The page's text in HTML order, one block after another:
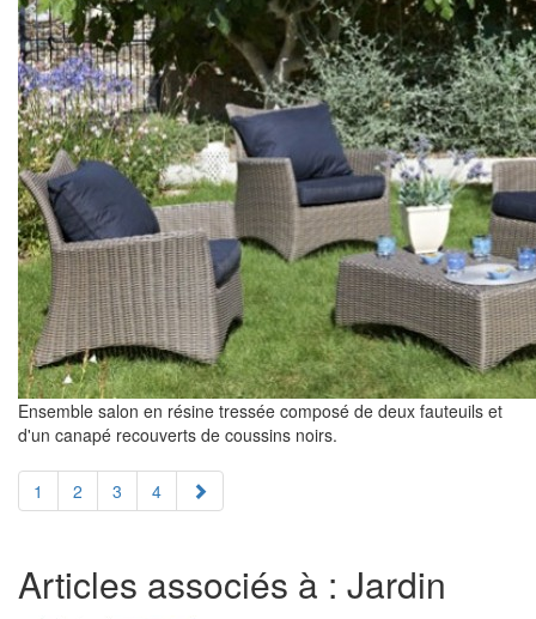
Ensemble salon en résine tressée composé de deux fauteuils et
d'un canapé recouverts de coussins noirs.
1 2 3 4
Articles associés à : Jardin